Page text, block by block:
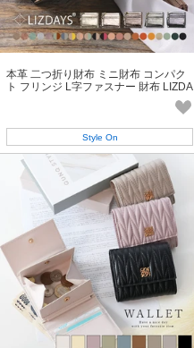
本革 二つ折り財布 ミニ財布 コンパク
ト フリンジ L字ファスナー 財布 LIZDA
Style On